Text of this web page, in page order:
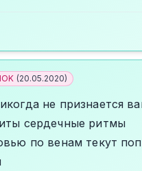
(20.05.2020)
не признается
сердечные ритмы
по венам текут